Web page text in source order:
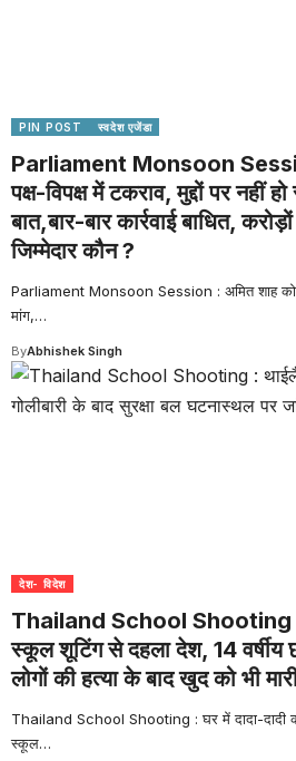
PIN POST स्वदेश एजेंडा
Parliament Monsoon
पक्ष-विपक्ष में टकराव, मुद्दों पर नहीं हो
बात,बार-बार कार्रवाई बाधित,
जिम्मेदार कौन ?
Parliament Monsoon Session : अमित शाह
मांग,…
ByAbhishek Singh
देश- विदेश
Thailand School Shooting
स्कूल शूटिंग से दहला देश, 14 वर्षीय
लोगों की हत्या के बाद खुद को भी
Thailand School Shooting : घर में दादा-दादी
स्कूल…